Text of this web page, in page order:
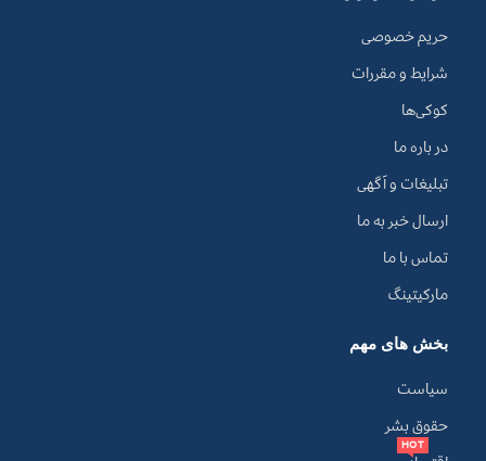
حریم خصوصی
شرایط و مقررات
کوکی‌ها
در باره ما
تبلیغات و آگهی
ارسال خبر به ما
تماس با ما
مارکیتینگ
بخش های مهم
سیاست
حقوق بشر
HOT